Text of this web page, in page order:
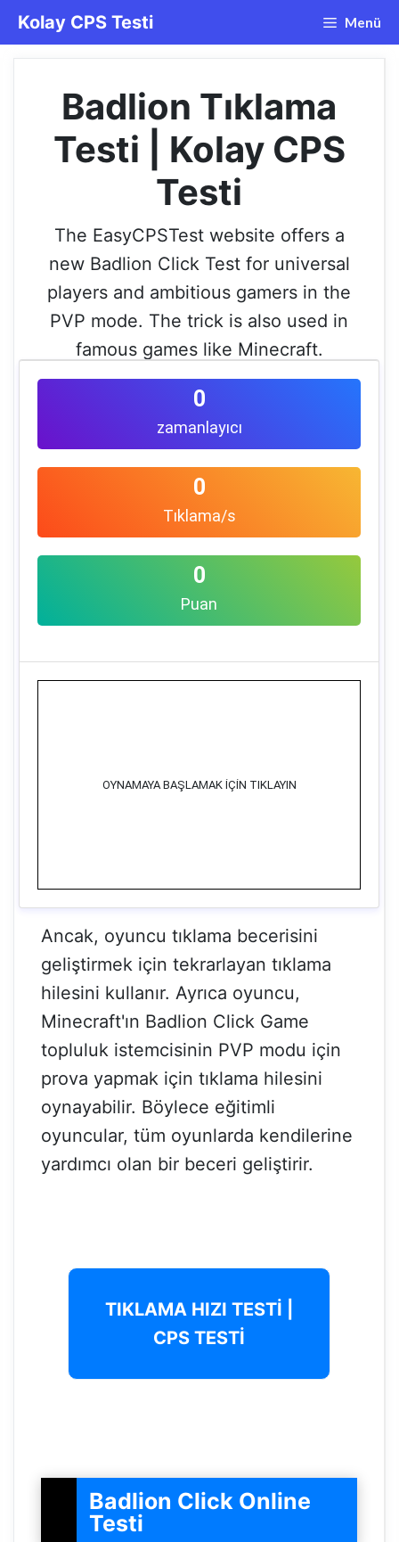
İçeriğe
atla
Kolay CPS Testi Menü
Badlion Tıklama
Testi | Kolay CPS
Testi
The EasyCPSTest website offers a
new Badlion Click Test for universal
players and ambitious gamers in the
PVP mode. The trick is also used in
famous games like Minecraft.
0
zamanlayıcı
0
Tıklama/s
0
Puan
OYNAMAYA BAŞLAMAK İÇİN TIKLAYIN
Ancak, oyuncu tıklama becerisini
geliştirmek için tekrarlayan tıklama
hilesini kullanır. Ayrıca oyuncu,
Minecraft'ın Badlion Click Game
topluluk istemcisinin PVP modu için
prova yapmak için tıklama hilesini
oynayabilir. Böylece eğitimli
oyuncular, tüm oyunlarda kendilerine
yardımcı olan bir beceri geliştirir.
TIKLAMA HIZI TESTİ |
CPS TESTİ
Badlion Click Online
Testi